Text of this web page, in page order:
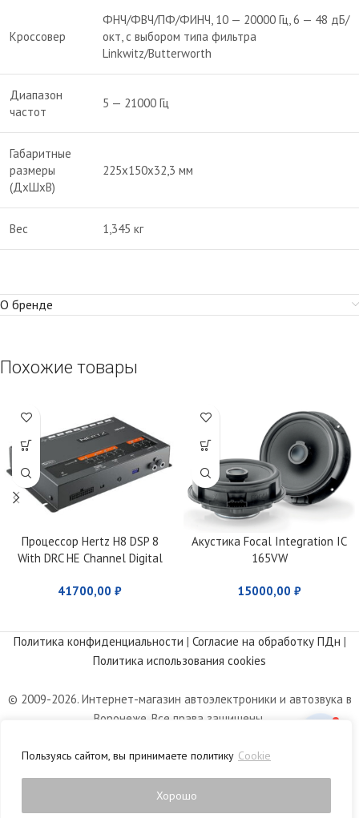
Пользуясь сайтом, вы принимаете политику Cookie
Хорошо
Кроссовер
ФНЧ/ФВЧ/ПФ/ФИНЧ, 10 — 20000 Гц, 6 — 48 дБ/
окт, с выбором типа фильтра
Linkwitz/Butterworth
Диапазон
частот
5 — 21000 Гц
Габаритные
размеры
(ДхШхВ)
225х150х32,3 мм
Вес 1,345 кг
О бренде
Похожие товары
Процессор Hertz H8 DSP 8
With DRC HE Channel Digital
41700,00 ₽
Акустика Focal Integration IC
165VW
15000,00 ₽
Политика конфиденциальности | Согласие на обработку ПДн |
Политика использования cookies
© 2009-2026. Интернет-магазин автоэлектроники и автозвука в
Воронеже. Все права защищены.
характер и не является публичной офертой, определяемой
положениями статьи 437 Гражданского кодекса РФ.